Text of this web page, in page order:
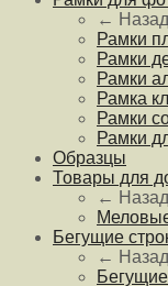
← Назад
Рамки
Рамки
Рамки
Рамка
Рамки
Рамки
Образцы
Товары для
← Назад
Бегущие
← Назад